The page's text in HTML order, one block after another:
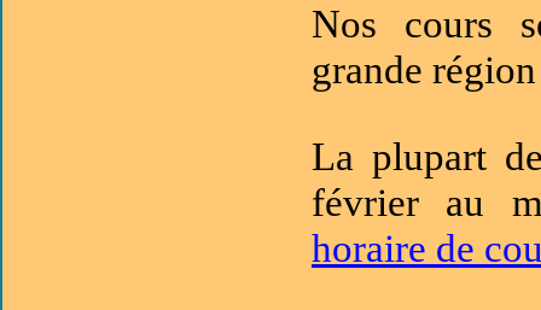
Nos cours
grande
La plupart
février au
horaire de